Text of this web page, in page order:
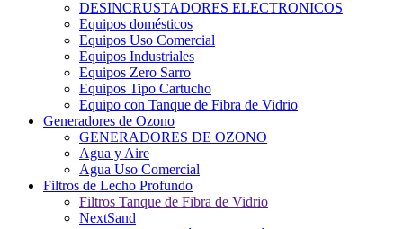
DESINCRUSTADORES ELECTRONICOS
Equipos domésticos
Equipos Uso Comercial
Equipos Industriales
Equipos Zero Sarro
Equipos Tipo Cartucho
Equipo con Tanque de Fibra de Vidrio
Generadores de Ozono
GENERADORES DE OZONO
Agua y Aire
Agua Uso Comercial
Filtros de Lecho Profundo
Filtros Tanque de Fibra de Vidrio
NextSand